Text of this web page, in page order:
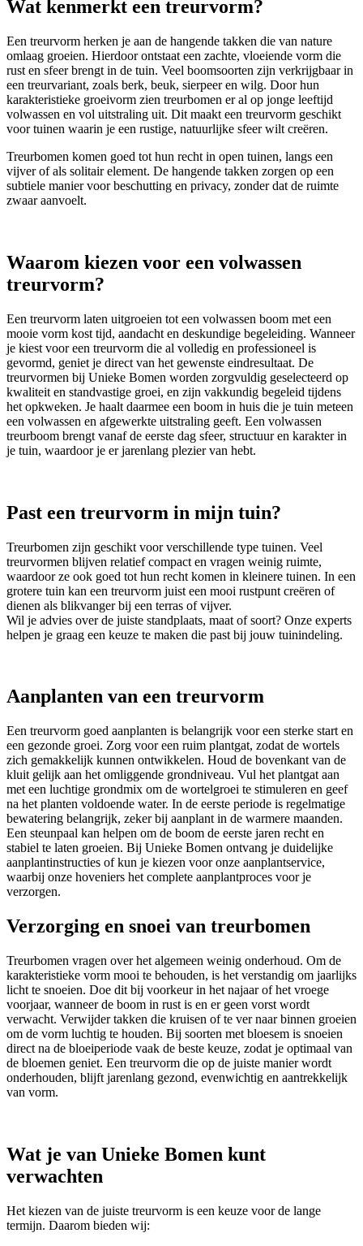
Wat kenmerkt een treurvorm?
Een treurvorm herken je aan de hangende takken die van nature
omlaag groeien. Hierdoor ontstaat een zachte, vloeiende vorm die
rust en sfeer brengt in de tuin. Veel boomsoorten zijn verkrijgbaar in
een treurvariant, zoals berk, beuk, sierpeer en wilg. Door hun
karakteristieke groeivorm zien treurbomen er al op jonge leeftijd
volwassen en vol uitstraling uit. Dit maakt een treurvorm geschikt
voor tuinen waarin je een rustige, natuurlijke sfeer wilt creëren.
Treurbomen komen goed tot hun recht in open tuinen, langs een
vijver of als solitair element. De hangende takken zorgen op een
subtiele manier voor beschutting en privacy, zonder dat de ruimte
zwaar aanvoelt.
Waarom kiezen voor een volwassen
treurvorm?
Een treurvorm laten uitgroeien tot een volwassen boom met een
mooie vorm kost tijd, aandacht en deskundige begeleiding. Wanneer
je kiest voor een treurvorm die al volledig en professioneel is
gevormd, geniet je direct van het gewenste eindresultaat. De
treurvormen bij Unieke Bomen worden zorgvuldig geselecteerd op
kwaliteit en standvastige groei, en zijn vakkundig begeleid tijdens
het opkweken. Je haalt daarmee een boom in huis die je tuin meteen
een volwassen en afgewerkte uitstraling geeft. Een volwassen
treurboom brengt vanaf de eerste dag sfeer, structuur en karakter in
je tuin, waardoor je er jarenlang plezier van hebt.
Past een treurvorm in mijn tuin?
Treurbomen zijn geschikt voor verschillende type tuinen. Veel
treurvormen blijven relatief compact en vragen weinig ruimte,
waardoor ze ook goed tot hun recht komen in kleinere tuinen. In een
grotere tuin kan een treurvorm juist een mooi rustpunt creëren of
dienen als blikvanger bij een terras of vijver.
Wil je advies over de juiste standplaats, maat of soort? Onze experts
helpen je graag een keuze te maken die past bij jouw tuinindeling.
Aanplanten van een treurvorm
Een treurvorm goed aanplanten is belangrijk voor een sterke start en
een gezonde groei. Zorg voor een ruim plantgat, zodat de wortels
zich gemakkelijk kunnen ontwikkelen. Houd de bovenkant van de
kluit gelijk aan het omliggende grondniveau. Vul het plantgat aan
met een luchtige grondmix om de wortelgroei te stimuleren en geef
na het planten voldoende water. In de eerste periode is regelmatige
bewatering belangrijk, zeker bij aanplant in de warmere maanden.
Een steunpaal kan helpen om de boom de eerste jaren recht en
stabiel te laten groeien. Bij Unieke Bomen ontvang je duidelijke
aanplantinstructies of kun je kiezen voor onze aanplantservice,
waarbij onze hoveniers het complete aanplantproces voor je
verzorgen.
Verzorging en snoei van treurbomen
Treurbomen vragen over het algemeen weinig onderhoud. Om de
karakteristieke vorm mooi te behouden, is het verstandig om jaarlijks
licht te snoeien. Doe dit bij voorkeur in het najaar of het vroege
voorjaar, wanneer de boom in rust is en er geen vorst wordt
verwacht. Verwijder takken die kruisen of te ver naar binnen groeien
om de vorm luchtig te houden. Bij soorten met bloesem is snoeien
direct na de bloeiperiode vaak de beste keuze, zodat je optimaal van
de bloemen geniet. Een treurvorm die op de juiste manier wordt
onderhouden, blijft jarenlang gezond, evenwichtig en aantrekkelijk
van vorm.
Wat je van Unieke Bomen kunt
verwachten
Het kiezen van de juiste treurvorm is een keuze voor de lange
termijn. Daarom bieden wij: